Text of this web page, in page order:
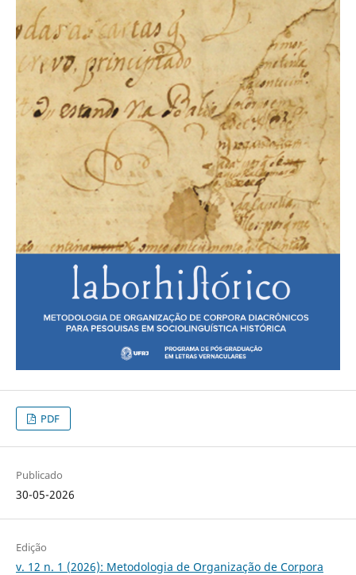
PDF
Publicado
30-05-2026
Edição
v. 12 n. 1 (2026): Metodologia de Organização de Corpora